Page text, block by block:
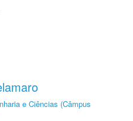
e Ciências (Câmpus